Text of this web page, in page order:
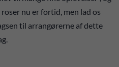
nu er fortid, men lad os
til arrangørerne af dette